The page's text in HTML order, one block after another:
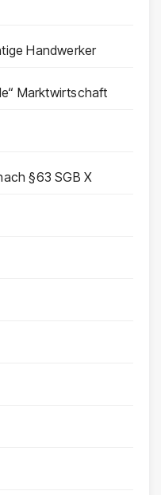
Handwerker
Marktwirtschaft
§63 SGB X